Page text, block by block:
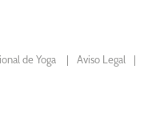
de Yoga Aviso Legal